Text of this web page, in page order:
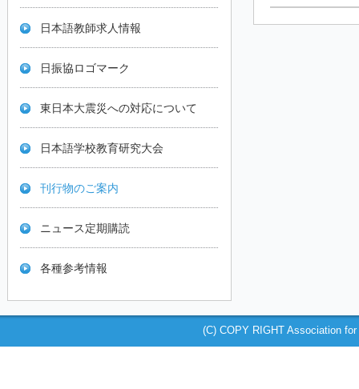
日本語教師求人情報
日振協ロゴマーク
東日本大震災への対応について
日本語学校教育研究大会
刊行物のご案内
ニュース定期購読
各種参考情報
(C) COPY RIGHT Association